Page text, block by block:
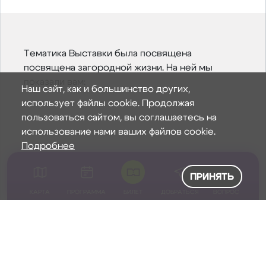
Тематика Выставки была посвящена
посвящена загородной жизни. На ней мы
Наш сайт, как и большинство других,
использует файлы cookie. Продолжая
пользоваться сайтом, вы соглашаетесь на
использование нами ваших файлов cookie.
Подробнее
ПРИНЯТЬ